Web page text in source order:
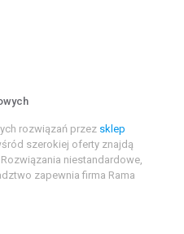
rozwiązań przez sklep
szerokiej oferty znajdą
niestandardowe,
zapewnia firma Rama